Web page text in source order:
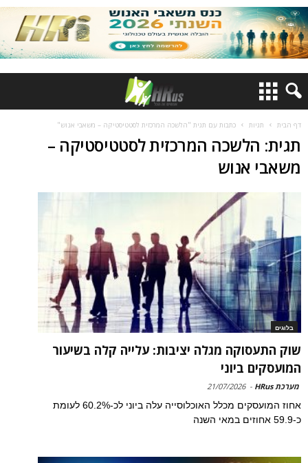
דף הבית תגיות כתבות עם תגית "הלשכה המרכזית לסטטיסטיקה – משאבי אנוש"
תגית: הלשכה המרכזית לסטטיסטיקה –
משאבי אנוש
בלוגים
שוק התעסוקה מגלה יציבות: עלייה קלה בשיעור
המועסקים ביוני
מערכת HRus -
21/07/2026
אחוז המועסקים מכלל האוכלוסייה עלה ביוני לכ-60.2% לעומת
כ-59.9 אחוזים במאי השנה